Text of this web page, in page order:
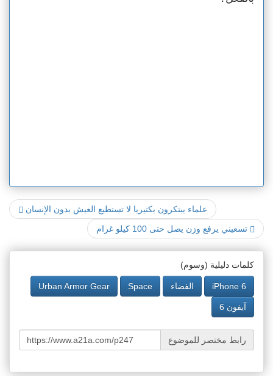
علماء يبتكرون بكتيريا لا تستطيع العيش بدون الإنسان
تسعيني يرفع وزن يصل حتى 100 كيلو غرام
كلمات دليلية (وسوم)
iPhone 6 الفضاء Space
Urban Armor Gear
آيفون 6
رابط مختصر للموضوع